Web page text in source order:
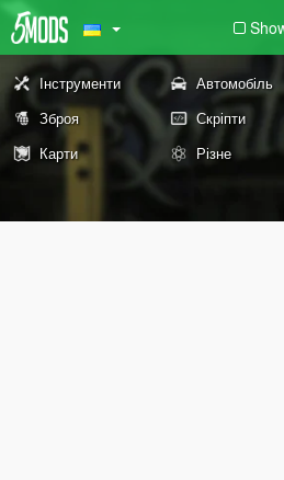
Інструменти Автомобіль
Зброя
Скріпти
Карти
Різне